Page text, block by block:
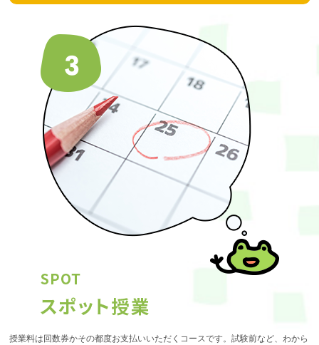
授業料は回数券かその都度お支払いいただくコースです。試験前など、わから